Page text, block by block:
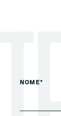
NOME*